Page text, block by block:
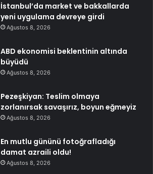
İstanbul’da market ve bakkallarda
yeni uygulama devreye girdi
Ağustos 8, 2026
ABD ekonomisi beklentinin altında
büyüdü
Ağustos 8, 2026
Pezeşkiyan: Teslim olmaya
zorlanırsak savaşırız, boyun eğmeyiz
Ağustos 8, 2026
En mutlu gününü fotoğrafladığı
damat azraili oldu!
Ağustos 8, 2026